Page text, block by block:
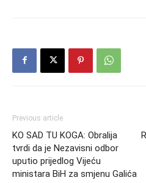
Previous article
KO SAD TU KOGA: Obralija
tvrdi da je Nezavisni odbor
uputio prijedlog Vijeću
ministara BiH za smjenu Galića